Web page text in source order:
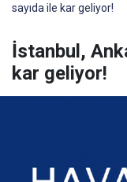
sayıda ile kar geliyor!
İstanbul,
kar geliyor!